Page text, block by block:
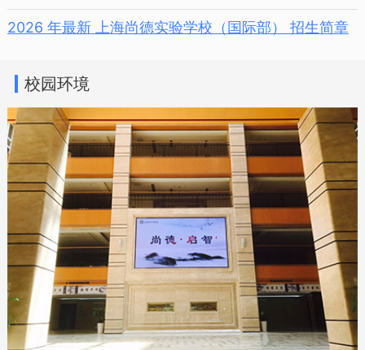
2026 年最新 上海尚德实验学校（国际部） 招生简章
校园环境